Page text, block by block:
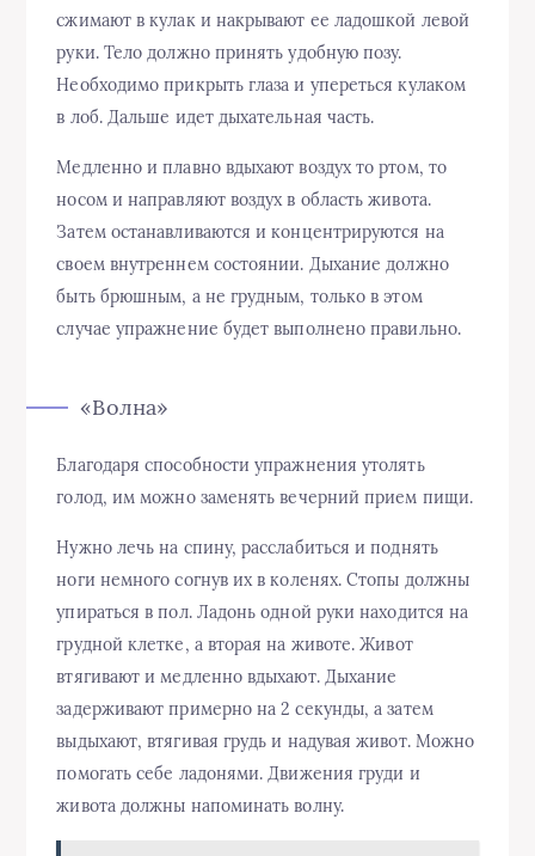
сжимают в кулак и накрывают ее ладошкой левой
руки. Тело должно принять удобную позу.
Необходимо прикрыть глаза и упереться кулаком
в лоб. Дальше идет дыхательная часть.
Медленно и плавно вдыхают воздух то ртом, то
носом и направляют воздух в область живота.
Затем останавливаются и концентрируются на
своем внутреннем состоянии. Дыхание должно
быть брюшным, а не грудным, только в этом
случае упражнение будет выполнено правильно.
«Волна»
Благодаря способности упражнения утолять
голод, им можно заменять вечерний прием пищи.
Нужно лечь на спину, расслабиться и поднять
ноги немного согнув их в коленях. Стопы должны
упираться в пол. Ладонь одной руки находится на
грудной клетке, а вторая на животе. Живот
втягивают и медленно вдыхают. Дыхание
задерживают примерно на 2 секунды, а затем
выдыхают, втягивая грудь и надувая живот. Можно
помогать себе ладонями. Движения груди и
живота должны напоминать волну.